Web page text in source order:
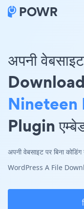
अपनी
Nineteen
Plugin
अपनी वेबसाइट पर बिना
WordPress A File